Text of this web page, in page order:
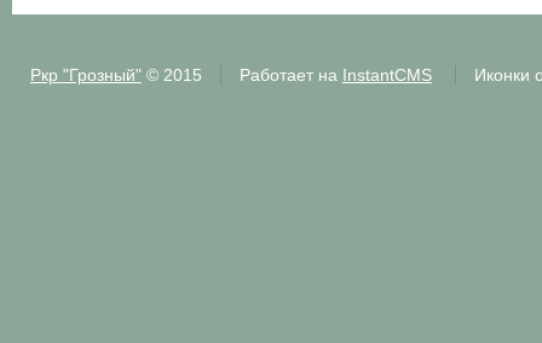
Ркр "Грозный"© 2015 Работает на InstantCMS Иконки